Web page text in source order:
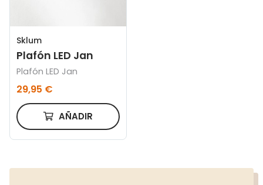
Sklum
Plafón LED Jan
Plafón LED Jan
29,95 €
AÑADIR